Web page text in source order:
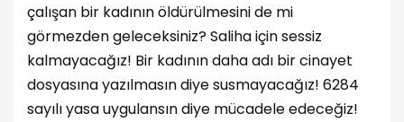
çalışan bir kadının öldürülmesini de mi
görmezden geleceksiniz? Saliha için sessiz
kalmayacağız! Bir kadının daha adı bir cinayet
dosyasına yazılmasın diye susmayacağız! 6284
sayılı yasa uygulansın diye mücadele edeceğiz!